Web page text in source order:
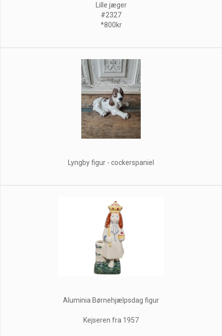
Lille jæger
#2327
*800kr
Lyngby figur - cockerspaniel
Aluminia Børnehjælpsdag figur
Kejseren fra 1957